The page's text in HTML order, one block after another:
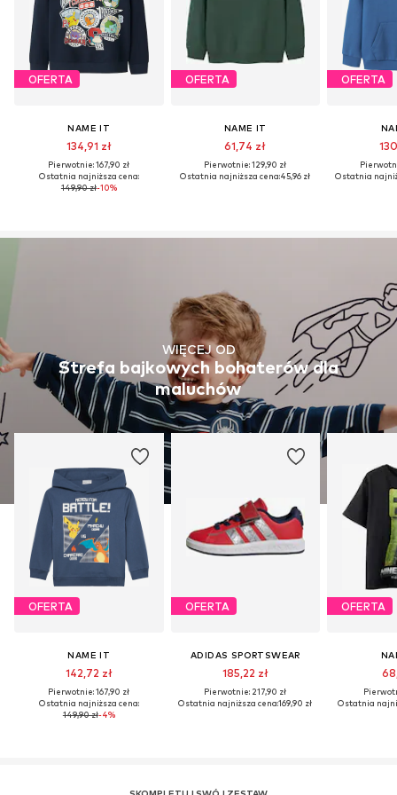
OFERTA
NAME IT
134,91 zł
Pierwotnie: 167,90 zł
Ostatnia najniższa cena:
149,90 zł-10%
OFERTA
NAME IT
61,74 zł
Pierwotnie: 129,90 zł
Ostatnia najniższa cena:45,96 zł
OFERTA
Ostatnia
WIĘCEJ OD
Strefa bajkowych bohaterów dla
maluchów
OFERTA
NAME IT
142,72 zł
Pierwotnie: 167,90 zł
Ostatnia najniższa cena:
149,90 zł-4%
OFERTA
ADIDAS SPORTSWEAR
185,22 zł
Pierwotnie: 217,90 zł
Ostatnia najniższa cena:169,90 zł
OFERTA
Ostatnia